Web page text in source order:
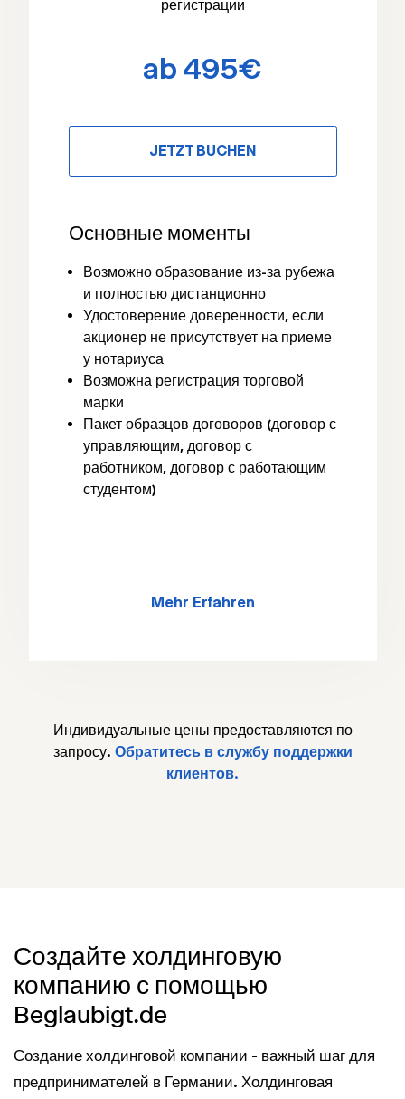
регистрации
ab 495€
JETZT BUCHEN
Основные моменты
Возможно образование из-за рубежа
и полностью дистанционно
Удостоверение доверенности, если
акционер не присутствует на приеме
у нотариуса
Возможна регистрация торговой
марки
Пакет образцов договоров (договор с
управляющим, договор с
работником, договор с работающим
студентом)
Mehr Erfahren
Индивидуальные цены предоставляются по
запросу. Обратитесь в службу поддержки
клиентов.
Создайте холдинговую
компанию с помощью
Beglaubigt.de
Создание холдинговой компании - важный шаг для
предпринимателей в Германии. Холдинговая